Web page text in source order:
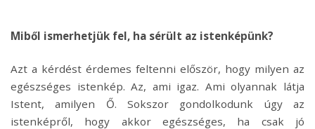
Miből ismerhetjük fel, ha sérült az istenképünk?
Azt a kérdést érdemes feltenni először, hogy milyen az
egészséges istenkép. Az, ami igaz. Ami olyannak látja
Istent, amilyen Ő. Sokszor gondolkodunk úgy az
istenképről, hogy akkor egészséges, ha csak jó